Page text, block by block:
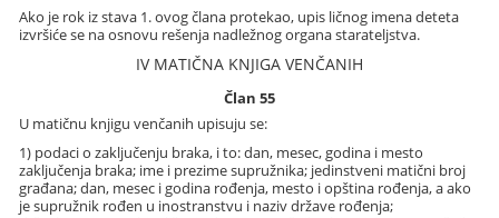
Ako je rok iz stava 1. ovog člana protekao, upis ličnog imena deteta
izvršiće se na osnovu rešenja nadležnog organa starateljstva.
IV MATIČNA KNJIGA VENČANIH
Član 55
U matičnu knjigu venčanih upisuju se:
1) podaci o zaključenju braka, i to: dan, mesec, godina i mesto
zaključenja braka; ime i prezime supružnika; jedinstveni matični broj
građana; dan, mesec i godina rođenja, mesto i opština rođenja, a ako
je supružnik rođen u inostranstvu i naziv države rođenja;